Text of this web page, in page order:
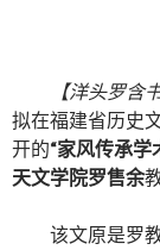
【洋头罗含
拟在福建省历史
开的“家风传承学
天文学院罗售余
该文原是罗